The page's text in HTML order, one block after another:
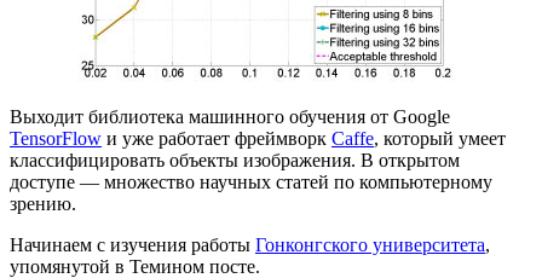
Выходит библиотека машинного обучения от Google
TensorFlow и уже работает фреймворк Caffe, который умеет
классифицировать объекты изображения. В открытом
доступе — множество научных статей по компьютерному
зрению.
Начинаем с изучения работы Гонконгского университета,
упомянутой в Темином посте.